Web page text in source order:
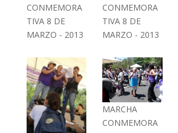
CONMEMORA
TIVA 8 DE
MARZO - 2013
CONMEMORA
TIVA 8 DE
MARZO - 2013
MARCHA
CONMEMORA